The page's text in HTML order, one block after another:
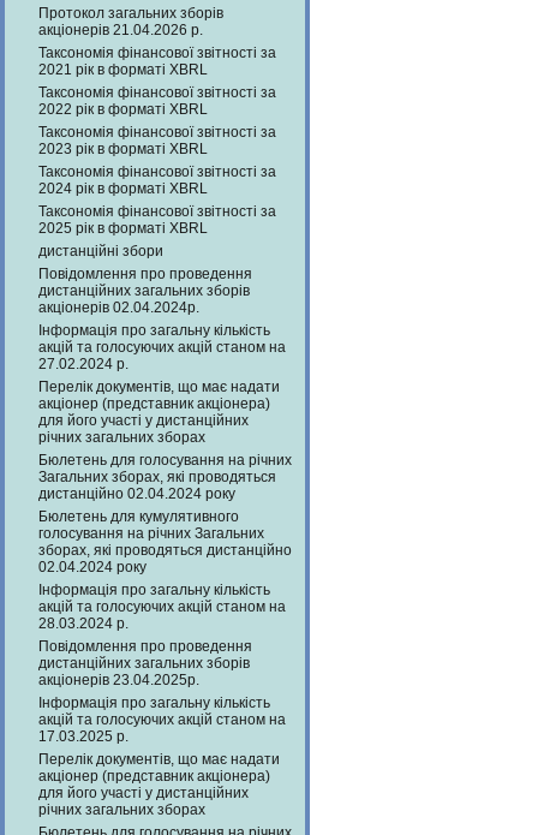
Протокол загальних зборів
акціонерів 21.04.2026 р.
Таксономія фінансової звітності за
2021 рік в форматі XBRL
Таксономія фінансової звітності за
2022 рік в форматі XBRL
Таксономія фінансової звітності за
2023 рік в форматі XBRL
Таксономія фінансової звітності за
2024 рік в форматі XBRL
Таксономія фінансової звітності за
2025 рік в форматі XBRL
дистанційні збори
Повідомлення про проведення
дистанційних загальних зборів
акціонерів 02.04.2024р.
Інформація про загальну кількість
акцій та голосуючих акцій станом на
27.02.2024 р.
Перелік документів, що має надати
акціонер (представник акціонера)
для його участі у дистанційних
річних загальних зборах
Бюлетень для голосування на річних
Загальних зборах, які проводяться
дистанційно 02.04.2024 року
Бюлетень для кумулятивного
голосування на річних Загальних
зборах, які проводяться дистанційно
02.04.2024 року
Інформація про загальну кількість
акцій та голосуючих акцій станом на
28.03.2024 р.
Повідомлення про проведення
дистанційних загальних зборів
акціонерів 23.04.2025р.
Інформація про загальну кількість
акцій та голосуючих акцій станом на
17.03.2025 р.
Перелік документів, що має надати
акціонер (представник акціонера)
для його участі у дистанційних
річних загальних зборах